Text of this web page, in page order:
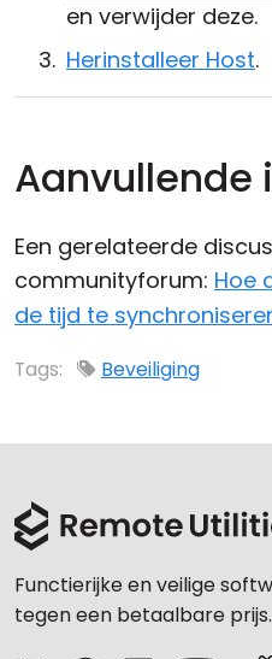
en verwijder deze.
Herinstalleer Host.
Aanvullende
Een gerelateerde
communityforum: Hoe
de tijd te
Tags: Beveiliging
Functierijke en veilige
tegen een betaalbare prijs.